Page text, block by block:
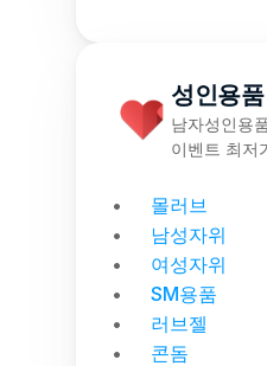
성인용품
남자성인용
이벤트 최저
몰러브
남성자위
여성자위
SM용품
러브젤
콘돔